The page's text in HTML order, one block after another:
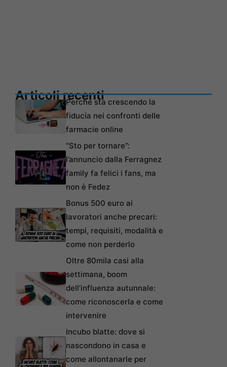
Articoli recentiPerché sta crescendo la
fiducia nei confronti delle
farmacie online
“Sto per tornare”:
l’annuncio dalla Ferragnez
family fa felici i fans, ma
non è Fedez
Bonus 500 euro ai
lavoratori anche precari:
tempi, requisiti, modalità e
come non perderlo
Oltre 80mila casi alla
settimana, boom
dell’influenza autunnale:
come riconoscerla e come
intervenire
Incubo blatte: dove si
nascondono in casa e
come allontanarle per